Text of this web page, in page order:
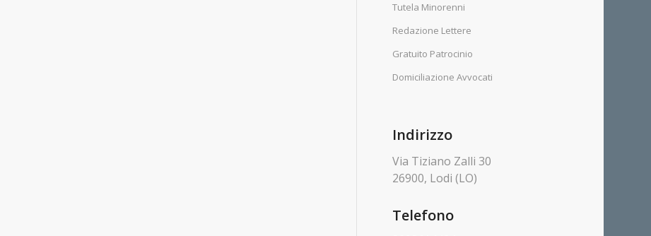
Tutela Minorenni
Redazione Lettere
Gratuito Patrocinio
Domiciliazione Avvocati
Indirizzo
Via Tiziano Zalli 30
26900, Lodi (LO)
Telefono